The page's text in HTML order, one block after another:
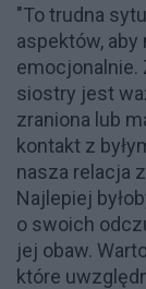
"To trudna
aspektów,
emocjonalnie.
siostry jest
zraniona lub
kontakt z
nasza relacja
Najlepiej
o swoich
jej obaw.
które